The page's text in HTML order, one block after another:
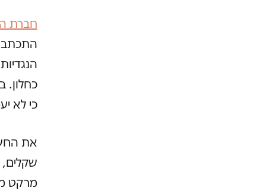
חברת
כחלון.
כי לא
את
שקלים,
מרקט